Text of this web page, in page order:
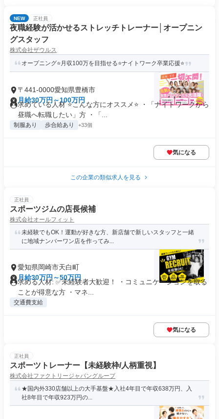
NEW 正社員
夜職経験が活かせるストレッチトレーナー│オープニン
グスタッフ
株式会社ザウルス
オープニング⭐月収100万を目指せる⭐ナイトワーク卒業応援⭐
〒441-0000愛知県豊橋市
月給30万円～100万円
求めている人材 ⭐こんな方にオススメ⭐ ・「ナイトワークから
昼職へ転職したい」方 ・「...
制服あり 歩合給あり +33個
気になる
この企業の類似求人を見る
正社員
スポーツジムの店長候補
株式会社オールフィット
未経験でもOK！運動が好きな方、新店舗で新しいスタッフと一緒
に地域ナンバーワン店を作ってみ...
愛知県岡崎市天白町
月給30万円～50万円
求める人材: ✅️未経験者大歓迎！ ・コミュニケーションを取る
ことが得意な方 ・マネ...
交通費支給
気になる
正社員
スポーツトレーナー【未経験枠/人柄重視】
株式会社ファクトリージャパングループ
★国内外330店舗以上の大手基盤★入社4年目で年収638万円、入
社8年目で年収923万円の...